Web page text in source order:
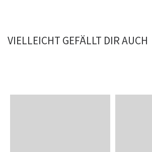
VIELLEICHT GEFÄLLT DIR AUCH